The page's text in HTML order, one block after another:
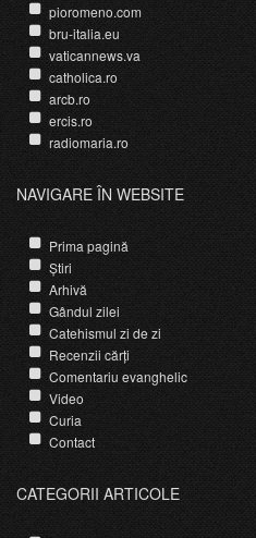
pioromeno.com
bru-italia.eu
vaticannews.va
catholica.ro
arcb.ro
ercis.ro
radiomaria.ro
NAVIGARE ÎN WEBSITE
Prima pagină
Știri
Arhivă
Gândul zilei
Catehismul zi de zi
Recenzii cărți
Comentariu evanghelic
Video
Curia
Contact
CATEGORII ARTICOLE